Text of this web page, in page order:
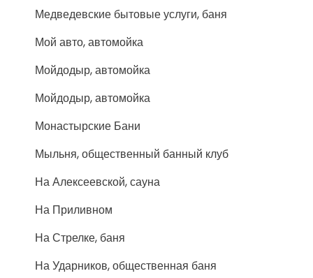
Медведевские бытовые услуги, баня
Мой авто, автомойка
Мойдодыр, автомойка
Мойдодыр, автомойка
Монастырские Бани
Мыльня, общественный банный клуб
На Алексеевской, сауна
На Приливном
На Стрелке, баня
На Ударников, общественная баня